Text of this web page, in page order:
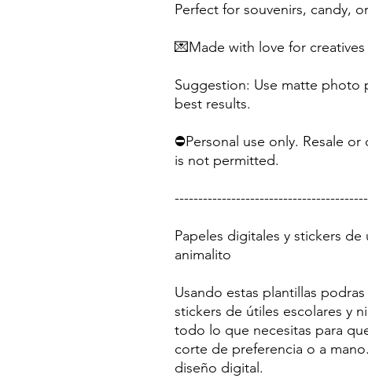
Perfect for souvenirs, candy,
💌Made with love for creatives
Suggestion: Use matte photo
best results.
⛔Personal use only. Resale
is not permitted.
Papeles digitales y stickers
animalito
Usando estas plantillas
stickers de útiles escolares y
todo lo que necesitas para
corte de preferencia o a
diseño digital.